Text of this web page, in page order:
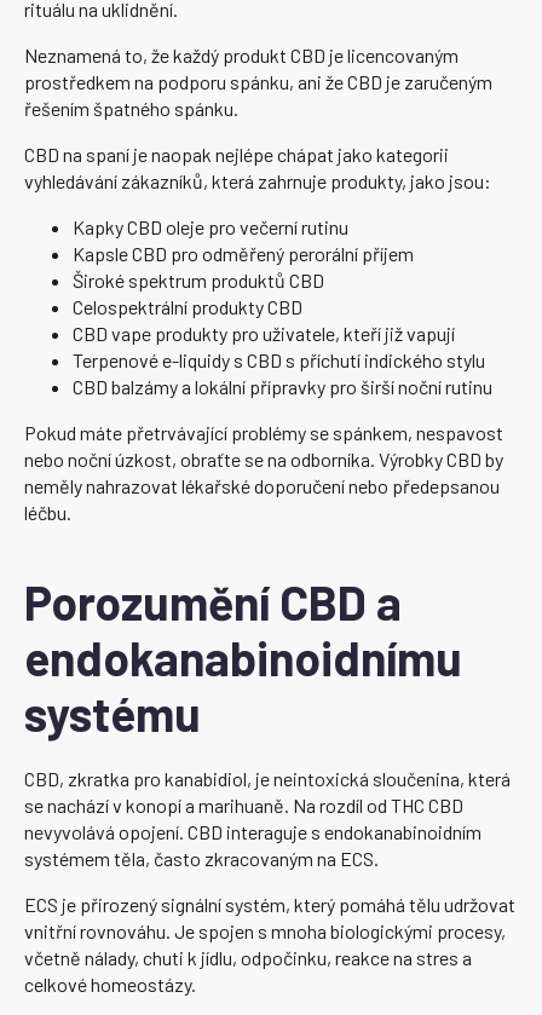
rituálu na uklidnění.
Neznamená to, že každý produkt CBD je licencovaným
prostředkem na podporu spánku, ani že CBD je zaručeným
řešením špatného spánku.
CBD na spaní je naopak nejlépe chápat jako kategorii
vyhledávání zákazníků, která zahrnuje produkty, jako jsou:
Kapky CBD oleje pro večerní rutinu
Kapsle CBD pro odměřený perorální příjem
Široké spektrum produktů CBD
Celospektrální produkty CBD
CBD vape produkty pro uživatele, kteří již vapují
Terpenové e-liquidy s CBD s příchutí indického stylu
CBD balzámy a lokální přípravky pro širší noční rutinu
Pokud máte přetrvávající problémy se spánkem, nespavost
nebo noční úzkost, obraťte se na odborníka. Výrobky CBD by
neměly nahrazovat lékařské doporučení nebo předepsanou
léčbu.
Porozumění CBD a
endokanabinoidnímu
systému
CBD, zkratka pro kanabidiol, je neintoxická sloučenina, která
se nachází v konopí a marihuaně. Na rozdíl od THC CBD
nevyvolává opojení. CBD interaguje s endokanabinoidním
systémem těla, často zkracovaným na ECS.
ECS je přirozený signální systém, který pomáhá tělu udržovat
vnitřní rovnováhu. Je spojen s mnoha biologickými procesy,
včetně nálady, chuti k jídlu, odpočinku, reakce na stres a
celkové homeostázy.